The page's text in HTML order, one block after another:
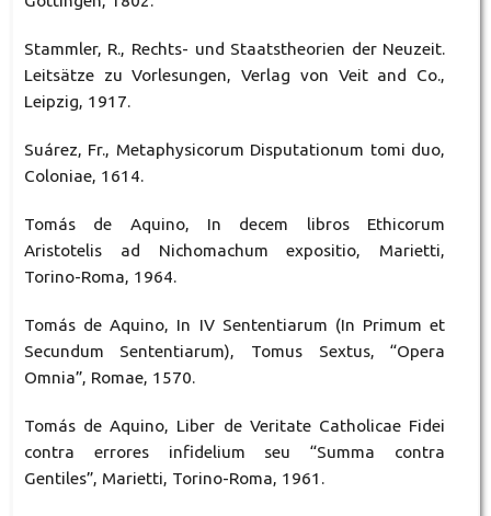
Stammler, R., Rechts- und Staatstheorien der Neuzeit.
Leitsätze zu Vorlesungen, Verlag von Veit and Co.,
Leipzig, 1917.
Suárez, Fr., Metaphysicorum Disputationum tomi duo,
Coloniae, 1614.
Tomás de Aquino, In decem libros Ethicorum
Aristotelis ad Nichomachum expositio, Marietti,
Torino-Roma, 1964.
Tomás de Aquino, In IV Sententiarum (In Primum et
Secundum Sententiarum), Tomus Sextus, “Opera
Omnia”, Romae, 1570.
Tomás de Aquino, Liber de Veritate Catholicae Fidei
contra errores infidelium seu “Summa contra
Gentiles”, Marietti, Torino-Roma, 1961.